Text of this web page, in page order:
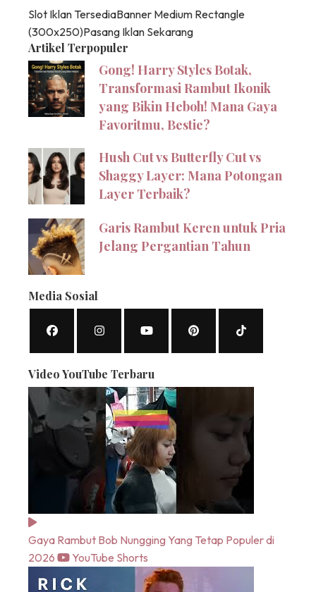
Slot Iklan TersediaBanner Medium Rectangle
(300x250)Pasang Iklan Sekarang
Artikel Terpopuler
Gong! Harry Styles Botak,
Transformasi Rambut Ikonik
yang Bikin Heboh! Mana Gaya
Favoritmu, Bestie?
Hush Cut vs Butterfly Cut vs
Shaggy Layer: Mana Potongan
Layer Terbaik?
Garis Rambut Keren untuk Pria
Jelang Pergantian Tahun
Media Sosial
Video YouTube Terbaru
Gaya Rambut Bob Nungging Yang Tetap Populer di
2026
YouTube Shorts